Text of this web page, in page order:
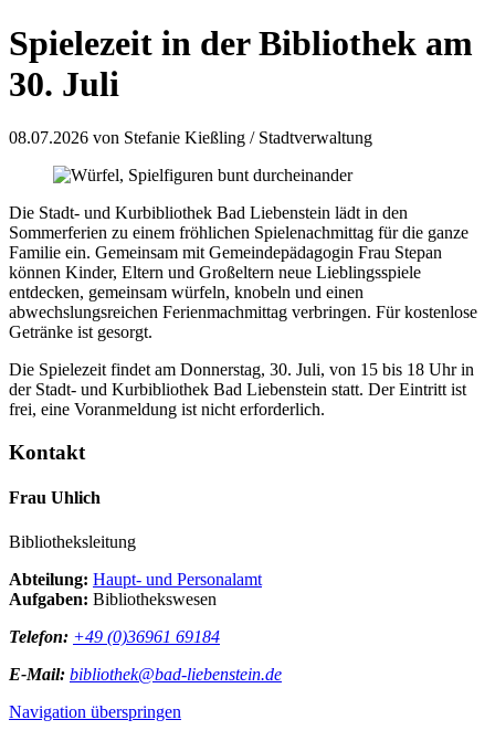
Spielezeit in der Bibliothek am
30. Juli
08.07.2026 von Stefanie Kießling / Stadtverwaltung
Die Stadt- und Kurbibliothek Bad Liebenstein lädt in den
Sommerferien zu einem fröhlichen Spielenachmittag für die ganze
Familie ein. Gemeinsam mit Gemeindepädagogin Frau Stepan
können Kinder, Eltern und Großeltern neue Lieblingsspiele
entdecken, gemeinsam würfeln, knobeln und einen
abwechslungsreichen Ferienmachmittag verbringen. Für kostenlose
Getränke ist gesorgt.
Die Spielezeit findet am Donnerstag, 30. Juli, von 15 bis 18 Uhr in
der Stadt- und Kurbibliothek Bad Liebenstein statt. Der Eintritt ist
frei, eine Voranmeldung ist nicht erforderlich.
Kontakt
Frau Uhlich
Bibliotheksleitung
Abteilung: Haupt- und Personalamt
Aufgaben: Bibliothekswesen
Telefon: +49 (0)36961 69184
E-Mail: bibliothek@bad-liebenstein.de
Navigation überspringen